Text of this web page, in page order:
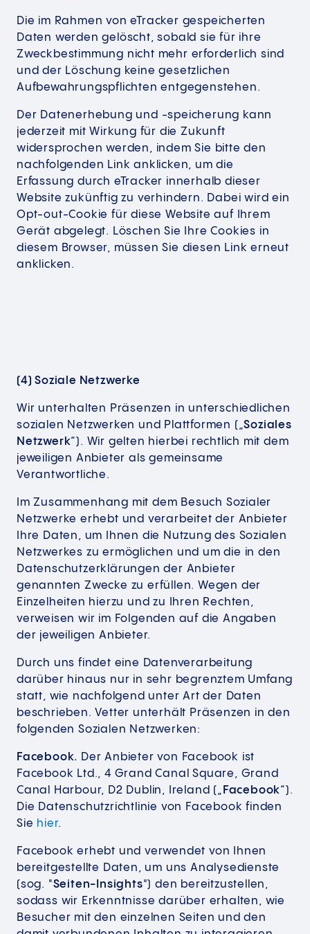
Die im Rahmen von eTracker gespeicherten
Daten werden gelöscht, sobald sie für ihre
Zweckbestimmung nicht mehr erforderlich sind
und der Löschung keine gesetzlichen
Aufbewahrungspflichten entgegenstehen.
Der Datenerhebung und -speicherung kann
jederzeit mit Wirkung für die Zukunft
widersprochen werden, indem Sie bitte den
nachfolgenden Link anklicken, um die
Erfassung durch eTracker innerhalb dieser
Website zukünftig zu verhindern. Dabei wird ein
Opt-out-Cookie für diese Website auf Ihrem
Gerät abgelegt. Löschen Sie Ihre Cookies in
diesem Browser, müssen Sie diesen Link erneut
anklicken.
(4) Soziale Netzwerke
Wir unterhalten Präsenzen in unterschiedlichen
sozialen Netzwerken und Plattformen („Soziales
Netzwerk“). Wir gelten hierbei rechtlich mit dem
jeweiligen Anbieter als gemeinsame
Verantwortliche.
Im Zusammenhang mit dem Besuch Sozialer
Netzwerke erhebt und verarbeitet der Anbieter
Ihre Daten, um Ihnen die Nutzung des Sozialen
Netzwerkes zu ermöglichen und um die in den
Datenschutzerklärungen der Anbieter
genannten Zwecke zu erfüllen. Wegen der
Einzelheiten hierzu und zu Ihren Rechten,
verweisen wir im Folgenden auf die Angaben
der jeweiligen Anbieter.
Durch uns findet eine Datenverarbeitung
darüber hinaus nur in sehr begrenztem Umfang
statt, wie nachfolgend unter Art der Daten
beschrieben. Vetter unterhält Präsenzen in den
folgenden Sozialen Netzwerken:
Facebook. Der Anbieter von Facebook ist
Facebook Ltd., 4 Grand Canal Square, Grand
Canal Harbour, D2 Dublin, Ireland („ Facebook“).
Die Datenschutzrichtlinie von Facebook finden
Sie hier.
Facebook erhebt und verwendet von Ihnen
bereitgestellte Daten, um uns Analysedienste
(sog. "Seiten-Insights") den bereitzustellen,
sodass wir Erkenntnisse darüber erhalten, wie
Besucher mit den einzelnen Seiten und den